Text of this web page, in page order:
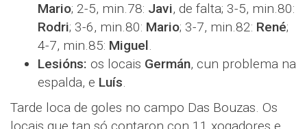
Mario; 2-5, min.78: Javi, de falta; 3-5, min.80:
Rodri; 3-6, min.80: Mario; 3-7, min.82: René;
4-7, min.85: Miguel.
Lesións: os locais Germán, cun problema na
espalda, e Luís.
Tarde loca de goles no campo Das Bouzas. Os